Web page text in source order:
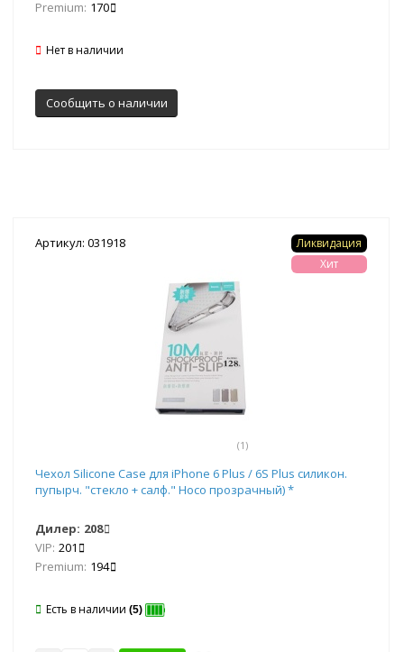
Premium: 170
Нет в наличии
Сообщить о наличии
Артикул: 031918
(1)
Ликвидация
Хит
Чехол Silicone Case для iPhone 6 Plus / 6S Plus силикон.
пупырч. "стекло + салф." Hoco прозрачный) *
Дилер: 208
VIP: 201
Premium: 194
Есть в наличии (5)